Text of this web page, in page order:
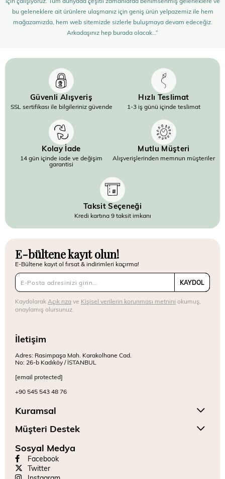
bu geleneklere ait ürünlere ulaşmanız için geniş ürün yelpazemiz ile hem
mağazamızda, hem web sitemizde sizlerle buluşmaya devam edeceğiz.
Arkadaşınız hep burada olacak…”
Güvenli Alışveriş
SSL sertifikası ile bilgileriniz güvende
Hızlı Teslimat
1-3 iş günü içinde teslimat
Kolay İade
14 gün içinde iade ve değişim
garantisi
Mutlu Müşteri
Alışverişlerinden memnun müşteriler
Taksit Seçeneği
Kredi kartına 9 taksit imkanı
E-bültene kayıt olun!
E-Bültene kayıt ol fırsat & indirimleri kaçırma!
KAYDOL
Kaydolarak Açık rızave Kişisel verilerin korunması metnini okumuş,
onaylamış olursunuz.
İletişim
Adres: Rasimpaşa Mah. Karakolhane Cad.
No: 26-b Kadıköy / İSTANBUL
[email protected]
+90 545 543 48 76
Kuramsal
Müşteri Destek
Sosyal Medya
Facebook
Twitter